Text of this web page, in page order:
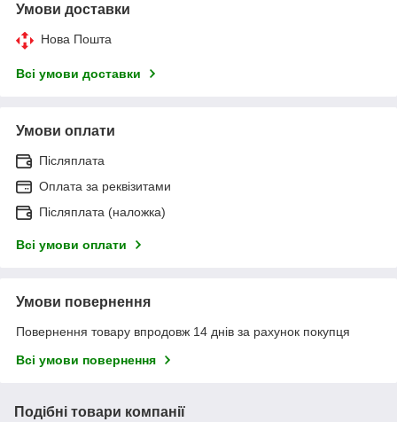
Умови доставки
Нова Пошта
Всі умови доставки
Умови оплати
Післяплата
Оплата за реквізитами
Післяплата (наложка)
Всі умови оплати
Умови повернення
Повернення товару впродовж 14 днів за рахунок покупця
Всі умови повернення
Подібні товари компанії